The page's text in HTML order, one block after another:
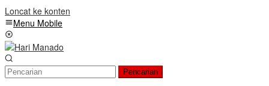
Loncat ke konten
Menu Mobile
Pencarian